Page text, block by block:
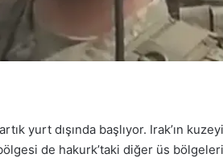
yurt dışında başlıyor. Irak’ın
de hakurk’taki diğer üs